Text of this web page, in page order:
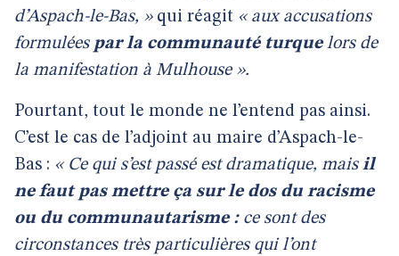
d’Aspach-le-Bas, » qui réagit « aux accusations
formulées par la communauté turquelors de
la manifestation à Mulhouse ».
Pourtant, tout le monde ne l’entend pas ainsi.
C’est le cas de l’adjoint au maire d’Aspach-le-
Bas : « Ce qui s’est passé est dramatique, mais il
ne faut pas mettre ça sur le dos du racisme
ou du communautarisme : ce sont des
circonstances très particulières qui l’ont